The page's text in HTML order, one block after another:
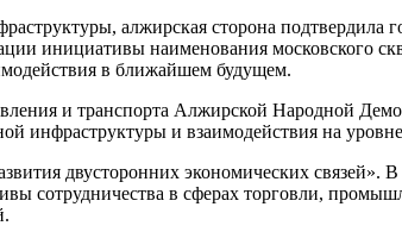
алжирская сторона подтвердила
инициативы наименования московского
в ближайшем будущем.
и транспорта Алжирской Народной
инфраструктуры и взаимодействия на
двусторонних экономических связей».
сотрудничества в сферах торговли,